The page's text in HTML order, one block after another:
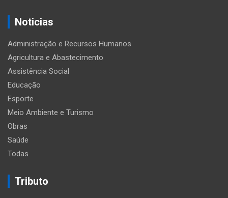
Noticias
Administração e Recursos Humanos
Agricultura e Abastecimento
Assistência Social
Educação
Esporte
Meio Ambiente e Turismo
Obras
Saúde
Todas
Tributo